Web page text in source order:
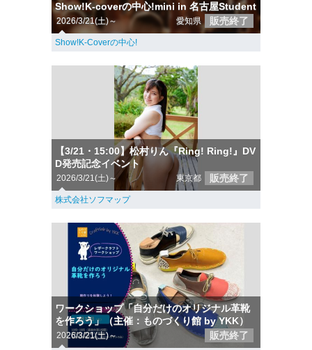
Show!K-coverの中心!mini in 名古屋Student
2026/3/21(土)～ 愛知県 販売終了
Show!K-Coverの中心!
【3/21・15:00】松村りん『Ring! Ring!』DV
D発売記念イベント
2026/3/21(土)～ 東京都 販売終了
株式会社ソフマップ
ワークショップ「自分だけのオリジナル革靴
を作ろう」（主催：ものづくり館 by YKK）
2026/3/21(土)～ 販売終了